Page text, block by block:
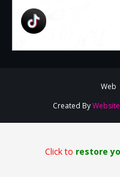
Web
Created By
Click to restore